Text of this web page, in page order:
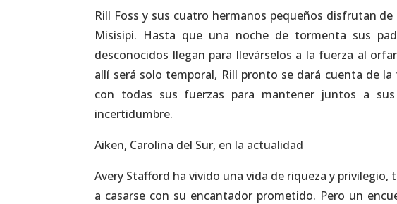
Rill Foss y sus cuatro hermanos pequeños disfrutan
Misisipi. Hasta que una noche de tormenta sus
desconocidos llegan para llevárselos a la fuerza al
allí será solo temporal, Rill pronto se dará cuenta de
con todas sus fuerzas para mantener juntos a
incertidumbre.
Aiken, Carolina del Sur, en la actualidad
Avery Stafford ha vivido una vida de riqueza y
a casarse con su encantador prometido. Pero un